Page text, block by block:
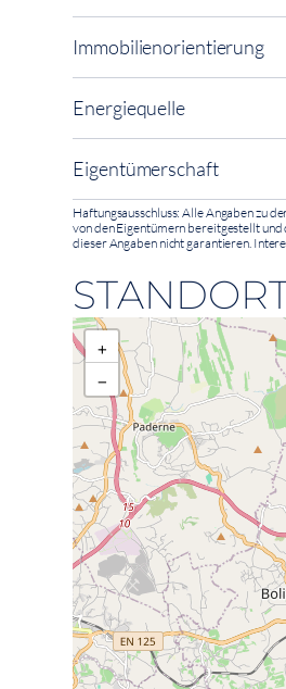
Immobilienorientierung
Energiequelle
Eigentümerschaft
Haftungsausschluss: Alle Angaben zu
von den Eigentümern bereitgestellt und
dieser Angaben nicht garantieren.
+
−